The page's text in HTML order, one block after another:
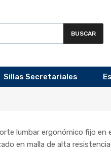
BUSCAR
Sillas Secretariales
lumbar ergonómico fijo en
en malla de alta